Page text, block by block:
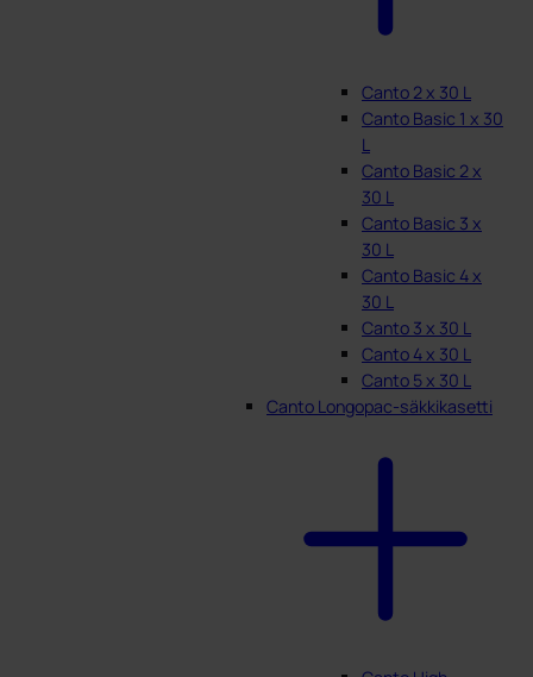
Canto 2 x 30 L
Canto Basic 1 x 30
L
Canto Basic 2 x
30 L
Canto Basic 3 x
30 L
Canto Basic 4 x
30 L
Canto 3 x 30 L
Canto 4 x 30 L
Canto 5 x 30 L
Canto Longopac-säkkikasetti